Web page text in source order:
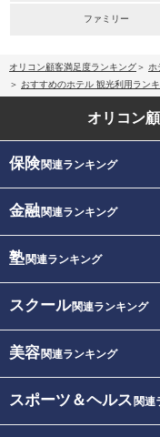
ファミリー
オリコン顧客満足度ランキング
ホ
おすすめのホテル 観光利用ラン
オリコン
保険関連ランキング
金融関連ランキング
塾関連ランキング
スクール関連ランキング
美容関連ランキング
スポーツ＆ヘルス 関連